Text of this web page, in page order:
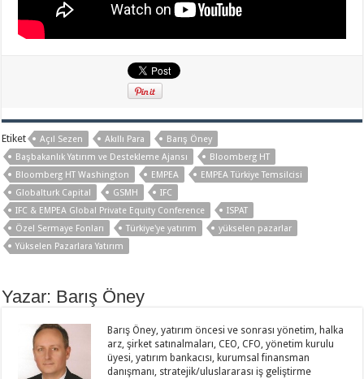
Etiket Açıl Sezen Akıllı Para
Barış Öney
Başbakanlık Yatırım ve Destekleme Ajansı
Bloomberg HT
Bloomberg HT Washington
EMPEA
EMPEA Türkiye Temsilcisi
Globalturk Capital
GSMH
IFC
IFC & EMPEA Global Private Equity Conference
ISPAT
Özel Sermaye Fonları
Türkiye'ye yatırım
yükselen pazarlar
Yükselen Pazarlara Yatırım
Yazar: Barış Öney
Barış Öney, yatırım öncesi ve sonrası yönetim, halka
arz, şirket satınalmaları, CEO, CFO, yönetim kurulu
üyesi, yatırım bankacısı, kurumsal finansman
danışmanı, stratejik/uluslararası iş geliştirme